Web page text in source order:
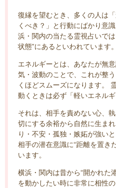
復縁を望むとき、多くの人は
くべき？」と行動にばかり意
浜・関内の当たる霊視占いで
状態”にあるといわれています。
エネルギーとは、あなたが無
気・波動のことで、これが整
くほどスムーズになります。
動くときは必ず「軽いエネル
それは、相手を責めない心、
切にする余裕から自然に生ま
り・不安・孤独・嫉妬が強い
相手の潜在意識に“距離を置き
います。
横浜・関内は昔から“開かれた
を動かしたい時に非常に相性